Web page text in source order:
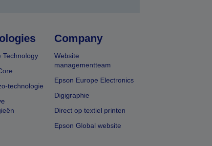
Technology
technologie
Company
Website
managementteam
Epson Europe Electronics
Digigraphie
Direct op textiel printen
Epson Global website